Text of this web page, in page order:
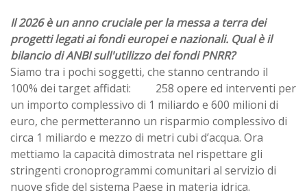
Il 2026 è un anno cruciale per la messa a terra dei
progetti legati ai fondi europei e nazionali. Qual è il
bilancio di ANBI sull'utilizzo dei fondi PNRR?
Siamo tra i pochi soggetti, che stanno centrando il
100% dei target affidati: 258 opere ed interventi per
un importo complessivo di 1 miliardo e 600 milioni di
euro, che permetteranno un risparmio complessivo di
circa 1 miliardo e mezzo di metri cubi d’acqua. Ora
mettiamo la capacità dimostrata nel rispettare gli
stringenti cronoprogrammi comunitari al servizio di
nuove sfide del sistema Paese in materia idrica.